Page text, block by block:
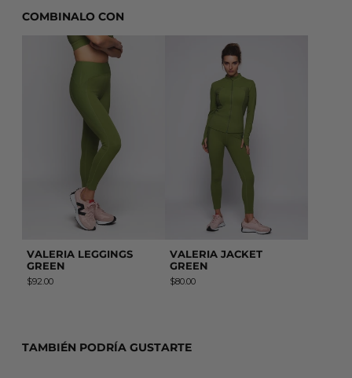
COMBINALO CON
VALERIA LEGGINGS GREEN
VALERIA LEGGINGS
GREEN
$92.00
VALERIA JACKET
VALERIA JACKET
GREEN
$80.00
TAMBIÉN PODRÍA GUSTARTE